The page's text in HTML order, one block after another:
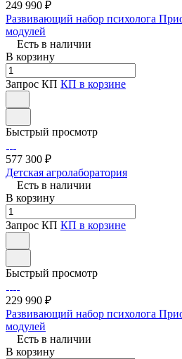
249 990 ₽
Развивающий набор психолога
модулей
Есть в наличии
В корзину
Запрос КП КП в корзине
Быстрый просмотр
577 300 ₽
Детская агролаборатория
Есть в наличии
В корзину
Запрос КП КП в корзине
Быстрый просмотр
229 990 ₽
Развивающий набор психолога
модулей
Есть в наличии
В корзину